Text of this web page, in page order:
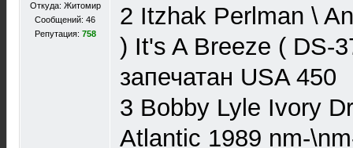
Откуда: Житомир
Сообщений: 46
Репутация: 758
2 Itzhak Perlman \
) It's A Breeze ( DS-
запечатан USA 450
3 Bobby Lyle Ivory
Atlantic 1989 nm-